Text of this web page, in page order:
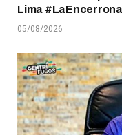
Lima #LaEncerrona
05/08/2026